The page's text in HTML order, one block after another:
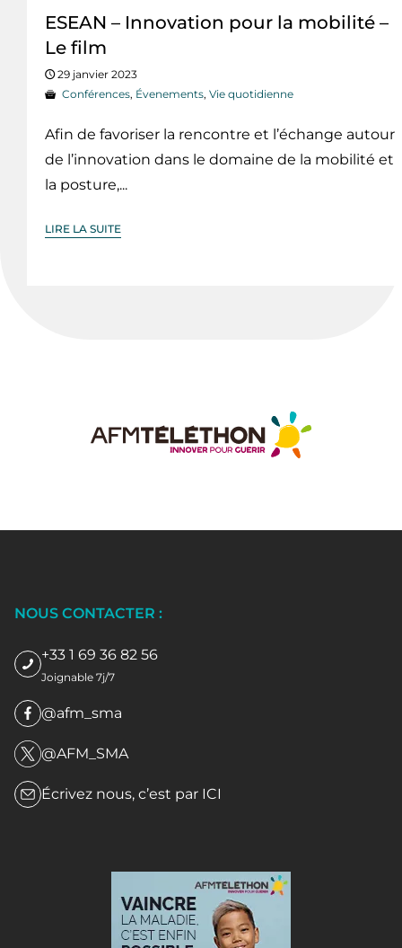
ESEAN – Innovation pour la mobilité –
Le film
29 janvier 2023
Conférences, Évenements, Vie quotidienne
Afin de favoriser la rencontre et l’échange autour
de l’innovation dans le domaine de la mobilité et
la posture,...
LIRE LA SUITE
NOUS CONTACTER :
+33 1 69 36 82 56
Joignable 7j/7
@afm_sma
@AFM_SMA
Écrivez nous, c’est par ICI